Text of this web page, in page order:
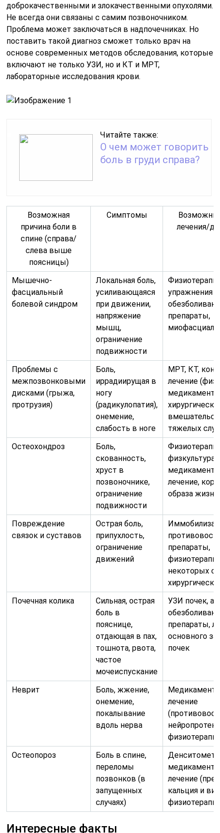
доброкачественными и злокачественными опухолями.
Не всегда они связаны с самим позвоночником.
Проблема может заключаться в надпочечниках. Но
поставить такой диагноз сможет только врач на
основе современных методов обследования, которые
включают не только УЗИ, но и КТ и МРТ,
лабораторные исследования крови.
Читайте также:
О чем может говорить
боль в груди справа?
Возможная
причина боли в
спине (справа/
слева выше
поясницы)
Симптомы
лечения/
Мышечно-
фасциальный
болевой синдром
Локальная боль,
усиливающаяся
при движении,
напряжение
мышц,
ограничение
подвижности
упражнения
препараты,
Проблемы с
межпозвонковыми
дисками (грыжа,
протрузия)
Боль,
иррадиирущая в
ногу
(радикулопатия),
онемение,
слабость в ноге
МРТ, КТ,
лечение
тяжелых
Остеохондроз
Боль,
скованность,
хруст в
позвоночнике,
ограничение
подвижности
физкультура,
лечение,
образа жизни
Повреждение
связок и суставов
Острая боль,
припухлость,
ограничение
движений
препараты,
некоторых
Почечная колика
Сильная, острая
боль в
пояснице,
отдающая в пах,
тошнота, рвота,
частое
мочеиспускание
УЗИ почек,
препараты,
основного
почек
Неврит
Боль, жжение,
онемение,
покалывание
вдоль нерва
лечение
Остеопороз
Боль в спине,
переломы
позвонков (в
запущенных
случаях)
лечение
кальция и
Интересные факты